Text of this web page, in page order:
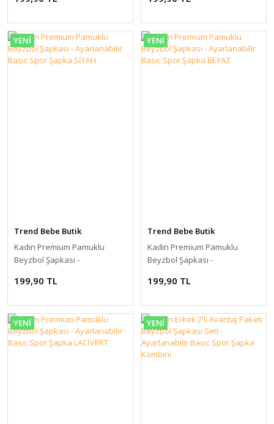
Şapka HAKİ
Şapka ANTRASİT
YENİ
Trend Bebe Butik
Kadın Premium Pamuklu
Beyzbol Şapkası -
Şapka SİYAH
199,90 TL
YENİ
Trend Bebe Butik
Kadın Premium Pamuklu
Beyzbol Şapkası -
Şapka BEYAZ
199,90 TL
YENİ YENİ